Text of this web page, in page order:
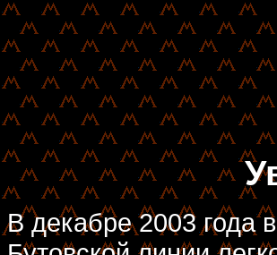
В декабре 2003 года